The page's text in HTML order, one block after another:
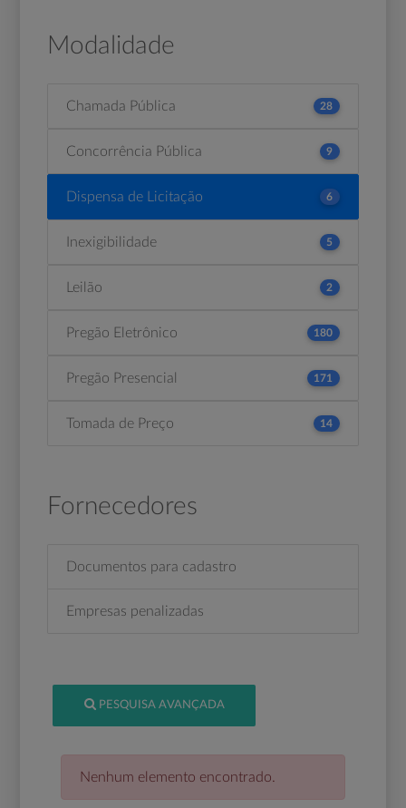
Modalidade
Chamada Pública 28
Concorrência Pública 9
Dispensa de Licitação 6
Inexigibilidade 5
Leilão 2
Pregão Eletrônico 180
Pregão Presencial 171
Tomada de Preço 14
Fornecedores
Documentos para cadastro
Empresas penalizadas
PESQUISA AVANÇADA
Nenhum elemento encontrado.